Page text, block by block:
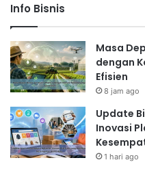
Info Bisnis
Masa
dengan
Efisien
8 jam ago
Update
Inovasi
1 hari ago